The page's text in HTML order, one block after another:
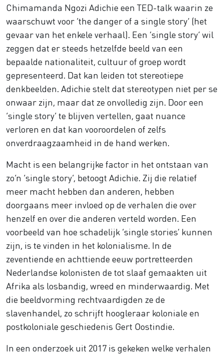
Chimamanda Ngozi Adichie een TED-talk waarin ze
waarschuwt voor ‘the danger of a single story’ (het
gevaar van het enkele verhaal). Een ‘single story’ wil
zeggen dat er steeds hetzelfde beeld van een
bepaalde nationaliteit, cultuur of groep wordt
gepresenteerd. Dat kan leiden tot stereotiepe
denkbeelden. Adichie stelt dat stereotypen niet per se
onwaar zijn, maar dat ze onvolledig zijn. Door een
‘single story’ te blijven vertellen, gaat nuance
verloren en dat kan vooroordelen of zelfs
onverdraagzaamheid in de hand werken.
Macht is een belangrijke factor in het ontstaan van
zo’n ‘single story’, betoogt Adichie. Zij die relatief
meer macht hebben dan anderen, hebben
doorgaans meer invloed op de verhalen die over
henzelf en over die anderen verteld worden. Een
voorbeeld van hoe schadelijk ‘single stories’ kunnen
zijn, is te vinden in het kolonialisme. In de
zeventiende en achttiende eeuw portretteerden
Nederlandse kolonisten de tot slaaf gemaakten uit
Afrika als losbandig, wreed en minderwaardig. Met
die beeldvorming rechtvaardigden ze de
slavenhandel, zo schrijft hoogleraar koloniale en
postkoloniale geschiedenis Gert Oostindie.
In een onderzoek uit 2017 is gekeken welke verhalen